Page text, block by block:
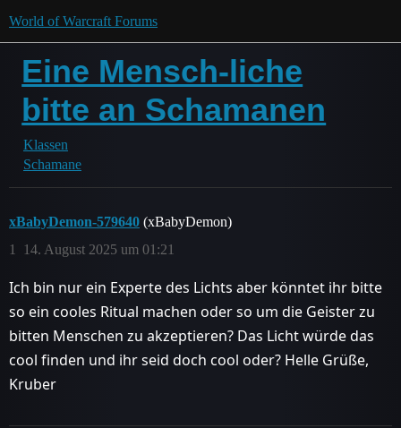
World of Warcraft Forums
Eine Mensch-liche
bitte an Schamanen
Klassen
Schamane
xBabyDemon-579640 (xBabyDemon)
14. August 2025 um 01:21
1
Ich bin nur ein Experte des Lichts aber könntet ihr bitte
so ein cooles Ritual machen oder so um die Geister zu
bitten Menschen zu akzeptieren? Das Licht würde das
cool finden und ihr seid doch cool oder? Helle Grüße,
Kruber